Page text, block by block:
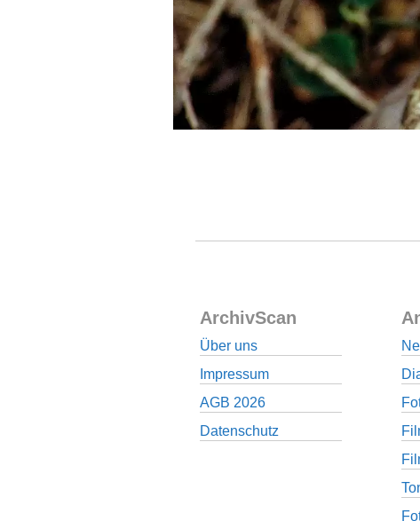
ArchivScan
Über uns
Impressum
AGB 2026
Datenschutz